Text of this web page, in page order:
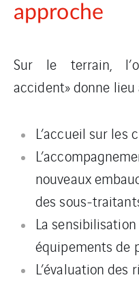
approche
Sur le terrain,
accident» donne
L’accueil sur les
nouveaux
des sous-
La
équipements de
L’évaluation des